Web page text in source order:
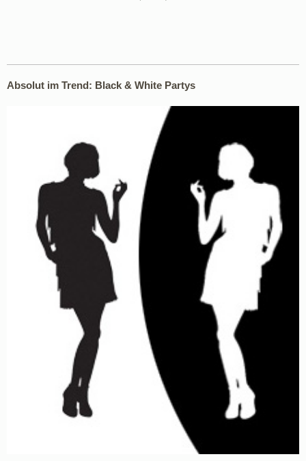
Absolut im Trend: Black & White Partys